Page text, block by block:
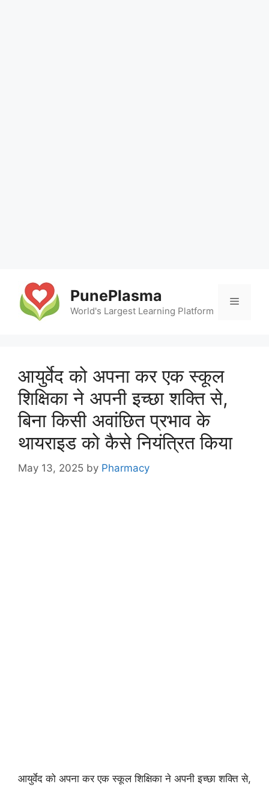
content
PunePlasma
World's Largest Learning Platform
Menu
आयुर्वेद को अपना कर एक स्कूल
शिक्षिका ने अपनी इच्छा शक्ति से,
बिना किसी अवांछित प्रभाव के
थायराइड को कैसे नियंत्रित किया
May 13, 2025 by Pharmacy
आयुर्वेद को अपना कर एक स्कूल शिक्षिका ने अपनी इच्छा शक्ति से,